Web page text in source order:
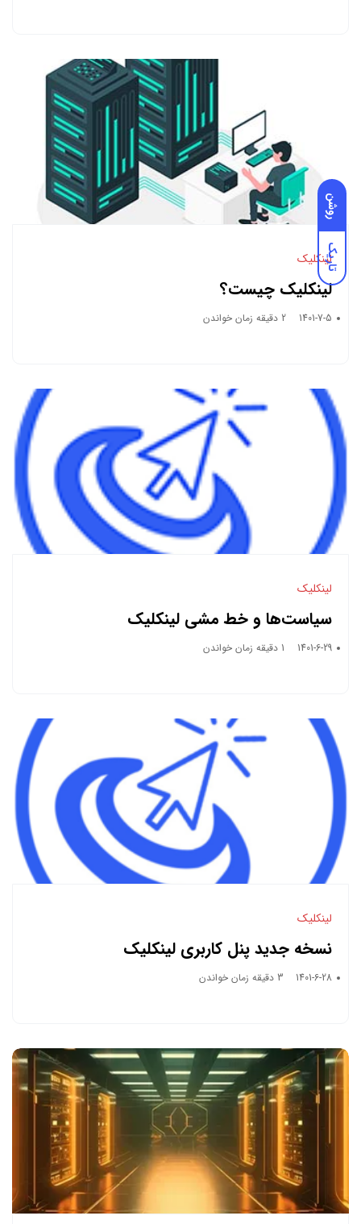
روشن
تاریکلینکلیک
لینکلیک چیست؟
1401-7-5 2 دقیقه زمان خواندن
لینکلیک
سیاست‌ها و خط مشی لینکلیک
1401-6-29 1 دقیقه زمان خواندن
لینکلیک
نسخه جدید پنل کاربری لینکلیک
1401-6-28 3 دقیقه زمان خواندن